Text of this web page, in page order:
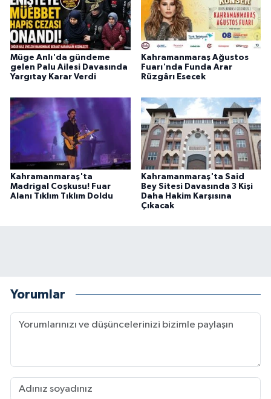
Müge Anlı'da gündeme
gelen Palu Ailesi Davasında
Yargıtay Karar Verdi
Kahramanmaraş Ağustos
Fuarı'nda Funda Arar
Rüzgârı Esecek
Kahramanmaraş'ta
Madrigal Coşkusu! Fuar
Alanı Tıklım Tıklım Doldu
Kahramanmaraş'ta Said
Bey Sitesi Davasında 3 Kişi
Daha Hakim Karşısına
Çıkacak
Yorumlar